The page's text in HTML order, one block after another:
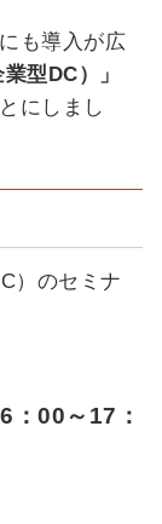
も導入が広
型DC）」
にしまし
）のセミナ
00～17：